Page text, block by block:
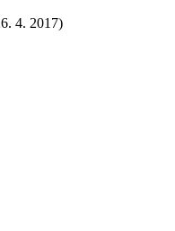
4. 2017)